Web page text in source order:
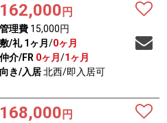
162,000 円
管理費15,000円
敷/礼 1ヶ月 /0ヶ月
仲介/FR 0ヶ月 /1ヶ月
向き/入居北西/即入居可
168,000 円